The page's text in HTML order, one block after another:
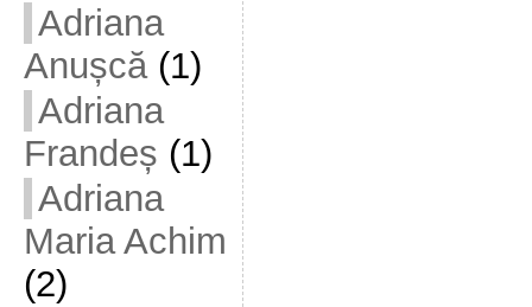
Adriana
Anușcă(1)
Adriana
Frandeș (1)
Adriana
Maria Achim
(2)